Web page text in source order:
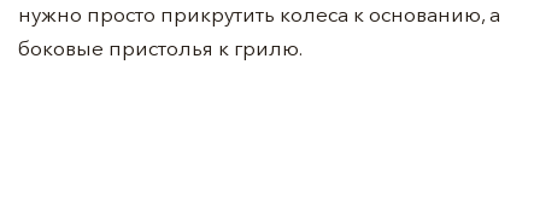
нужно просто прикрутить колеса к основанию, а
боковые пристолья к грилю.